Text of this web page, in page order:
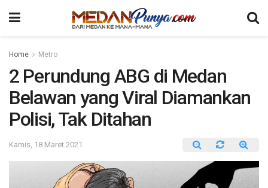
Home Metro
2 Perundung ABG di Medan
Belawan yang Viral Diamankan
Polisi, Tak Ditahan
Kamis, 18 Maret 2021